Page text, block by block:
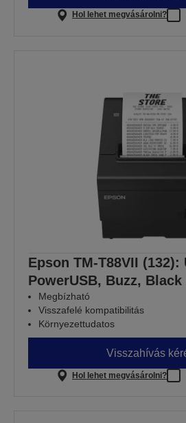
Hol lehet megvásárolni?
Epson TM-T88VII (132):
PowerUSB, Buzz, Black
Megbízható
Visszafelé kompatibilitás
Környezettudatos
Visszahívás
Hol lehet megvásárolni?